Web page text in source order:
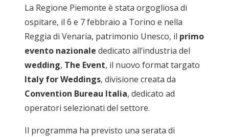
La Regione Piemonte è stata orgogliosa di
ospitare, il 6 e 7 febbraio a Torino e nella
Reggia di Venaria, patrimonio Unesco, il primo
evento nazionale dedicato all’industria del
wedding, The Event, il nuovo format targato
Italy for Weddings, divisione creata da
Convention Bureau Italia, dedicato ad
operatori selezionati del settore.
Il programma ha previsto una serata di